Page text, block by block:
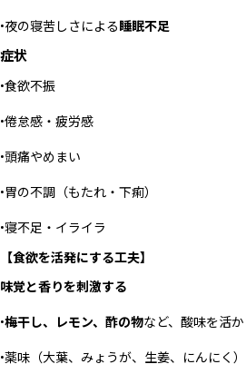
•夜の寝苦しさによる 睡眠不足
症状
•食欲不振
•倦怠感・疲労感
•頭痛やめまい
•胃の不調（もたれ・下痢）
•寝不足・イライラ
【食欲を活発にする工夫】
味覚と香りを刺激する
•梅干し、レモン、酢の物など、酸味を活
•薬味（大葉、みょうが、生姜、にんにく